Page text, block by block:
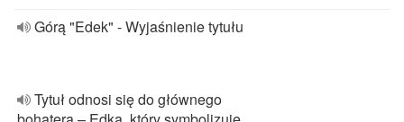
Górą "Edek" - Wyjaśnienie tytułu
Tytuł odnosi się do głównego